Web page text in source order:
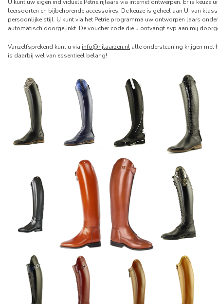
U kunt uw eigen individuele Petrie rijlaars via internet ontwerpen. Er is keuze
leersoorten en bijbehorende accessoires. De keuze is geheel aan U: van
persoonlijke stijl. U kunt via het Petrie programma uw ontworpen laars
automatisch doorgelinkt. De voucher code die u ontvangt svp aan mij
Vanzelfsprekend kunt u via info@rijlaarzen.nl alle ondersteuning krijgen met
is daarbij wel van essentieel belang!